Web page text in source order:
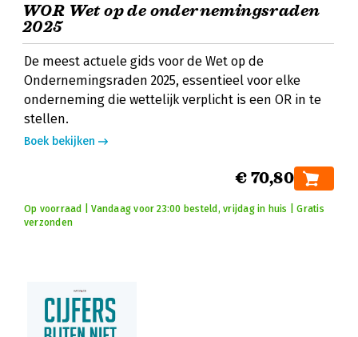
WOR Wet op de ondernemingsraden
2025
De meest actuele gids voor de Wet op de
Ondernemingsraden 2025, essentieel voor elke
onderneming die wettelijk verplicht is een OR in te
stellen.
Boek bekijken
€ 70,80
Op voorraad | Vandaag voor 23:00 besteld, vrijdag in huis | Gratis
verzonden